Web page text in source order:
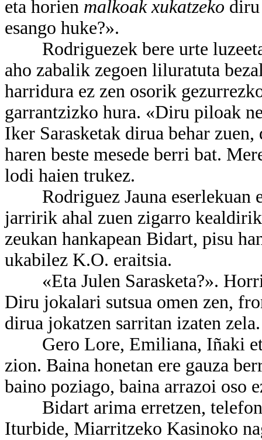
eta horien malkoak xukatzeko
esango huke?».
Rodriguezek bere urte
aho zabalik zegoen liluratuta
harridura ez zen osorik
garrantzizko hura. «Diru piloak
Iker Sarasketak dirua behar
haren beste mesede berri bat.
lodi haien trukez.
Rodriguez Jauna eserlekuan
jarririk ahal zuen zigarro
zeukan hankapean Bidart, pisu
ukabilez K.O. eraitsia.
«Eta Julen Sarasketa?». Horri
Diru jokalari sutsua omen zen,
dirua jokatzen sarritan izaten zela.
Gero Lore, Emiliana, Iñaki
zion. Baina honetan ere gauza
baino poziago, baina arrazoi oso
Bidart arima erretzen,
Iturbide, Miarritzeko Kasinoko